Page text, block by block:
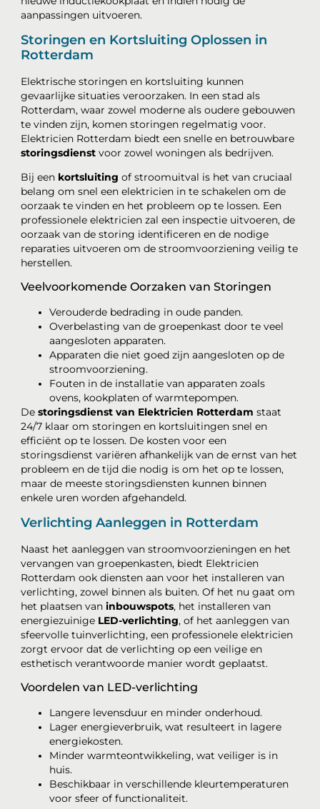
aanpassingen uitvoeren.
Storingen en Kortsluiting Oplossen in
Rotterdam
Elektrische storingen en kortsluiting kunnen
gevaarlijke situaties veroorzaken. In een stad als
Rotterdam, waar zowel moderne als oudere gebouwen
te vinden zijn, komen storingen regelmatig voor.
Elektricien Rotterdam biedt een snelle en betrouwbare
storingsdienst voor zowel woningen als bedrijven.
Bij een kortsluiting of stroomuitval is het van cruciaal
belang om snel een elektricien in te schakelen om de
oorzaak te vinden en het probleem op te lossen. Een
professionele elektricien zal een inspectie uitvoeren, de
oorzaak van de storing identificeren en de nodige
reparaties uitvoeren om de stroomvoorziening veilig te
herstellen.
Veelvoorkomende Oorzaken van Storingen
Verouderde bedrading in oude panden.
Overbelasting van de groepenkast door te veel
aangesloten apparaten.
Apparaten die niet goed zijn aangesloten op de
stroomvoorziening.
Fouten in de installatie van apparaten zoals
ovens, kookplaten of warmtepompen.
Destoringsdienst van Elektricien Rotterdam staat
24/7 klaar om storingen en kortsluitingen snel en
efficiënt op te lossen. De kosten voor een
storingsdienst variëren afhankelijk van de ernst van het
probleem en de tijd die nodig is om het op te lossen,
maar de meeste storingsdiensten kunnen binnen
enkele uren worden afgehandeld.
Verlichting Aanleggen in Rotterdam
Naast het aanleggen van stroomvoorzieningen en het
vervangen van groepenkasten, biedt Elektricien
Rotterdam ook diensten aan voor het installeren van
verlichting, zowel binnen als buiten. Of het nu gaat om
het plaatsen vaninbouwspots, het installeren van
energiezuinige LED-verlichting, of het aanleggen van
sfeervolle tuinverlichting, een professionele elektricien
zorgt ervoor dat de verlichting op een veilige en
esthetisch verantwoorde manier wordt geplaatst.
Voordelen van LED-verlichting
Langere levensduur en minder onderhoud.
Lager energieverbruik, wat resulteert in lagere
energiekosten.
Minder warmteontwikkeling, wat veiliger is in
huis.
Beschikbaar in verschillende kleurtemperaturen
voor sfeer of functionaliteit.